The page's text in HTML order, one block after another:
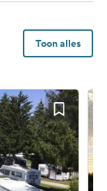
Toon alles